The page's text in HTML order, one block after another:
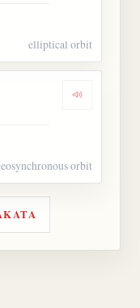
elliptical orbit
Dengarkan
orbit